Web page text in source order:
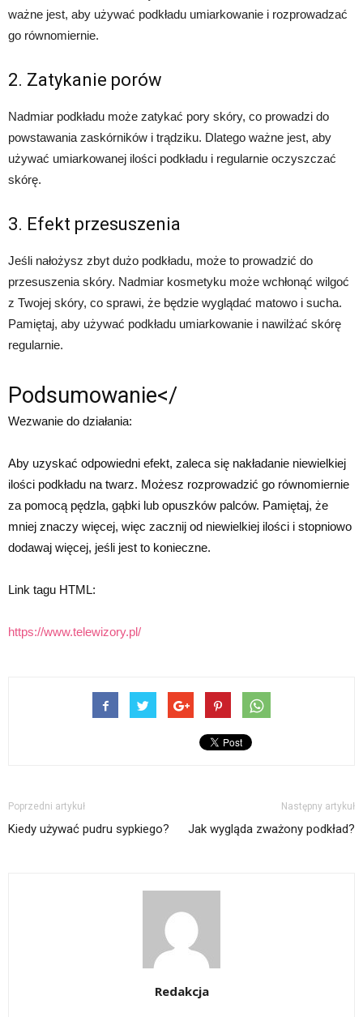
ważne jest, aby używać podkładu umiarkowanie i rozprowadzać
go równomiernie.
2. Zatykanie porów
Nadmiar podkładu może zatykać pory skóry, co prowadzi do
powstawania zaskórników i trądziku. Dlatego ważne jest, aby
używać umiarkowanej ilości podkładu i regularnie oczyszczać
skórę.
3. Efekt przesuszenia
Jeśli nałożysz zbyt dużo podkładu, może to prowadzić do
przesuszenia skóry. Nadmiar kosmetyku może wchłonąć wilgoć
z Twojej skóry, co sprawi, że będzie wyglądać matowo i sucha.
Pamiętaj, aby używać podkładu umiarkowanie i nawilżać skórę
regularnie.
Podsumowanie</
Wezwanie do działania:
Aby uzyskać odpowiedni efekt, zaleca się nakładanie niewielkiej
ilości podkładu na twarz. Możesz rozprowadzić go równomiernie
za pomocą pędzla, gąbki lub opuszków palców. Pamiętaj, że
mniej znaczy więcej, więc zacznij od niewielkiej ilości i stopniowo
dodawaj więcej, jeśli jest to konieczne.
Link tagu HTML:
https://www.telewizory.pl/
Poprzedni artykuł
Kiedy używać pudru sypkiego?
Następny artykuł
Jak wygląda zważony podkład?
Redakcja